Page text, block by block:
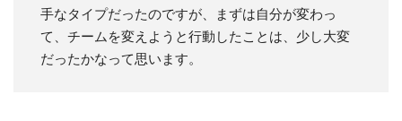
手なタイプだったのですが、まずは自分が変わっ
て、チームを変えようと行動したことは、少し大変
だったかなって思います。